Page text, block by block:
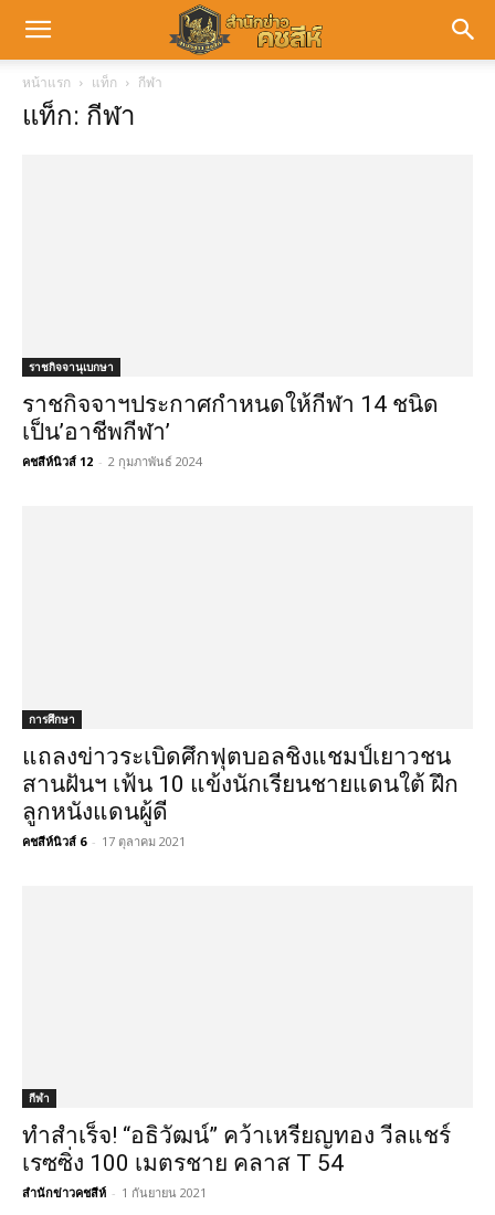
หน้าแรก แท็ก กีฬา
แท็ก: กีฬา
ราชกิจจานุเบกษา
ราชกิจจาฯประกาศกำหนดให้กีฬา 14 ชนิด
เป็น’อาชีพกีฬา’
คชสีห์นิวส์ 12 - 2 กุมภาพันธ์ 2024
การศึกษา
แถลงข่าวระเบิดศึกฟุตบอลชิงแชมป์เยาวชน
สานฝันฯ เฟ้น 10 แข้งนักเรียนชายแดนใต้ ฝึก
ลูกหนังแดนผู้ดี
คชสีห์นิวส์ 6 - 17 ตุลาคม 2021
กีฬา
ทำสำเร็จ! “อธิวัฒน์” คว้าเหรียญทอง วีลแชร์
เรซซิ่ง 100 เมตรชาย คลาส T 54
สำนักข่าวคชสีห์ - 1 กันยายน 2021